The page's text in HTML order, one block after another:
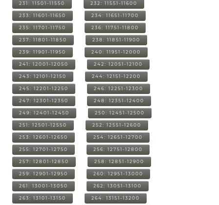
231: 11501-11550 232: 11551-11600
233: 11601-11650 234: 11651-11700
235: 11701-11750 236: 11751-11800
237: 11801-11850 238: 11851-11900
239: 11901-11950 240: 11951-12000
241: 12001-12050 242: 12051-12100
243: 12101-12150 244: 12151-12200
245: 12201-12250 246: 12251-12300
247: 12301-12350 248: 12351-12400
249: 12401-12450 250: 12451-12500
251: 12501-12550 252: 12551-12600
253: 12601-12650 254: 12651-12700
255: 12701-12750 256: 12751-12800
257: 12801-12850 258: 12851-12900
259: 12901-12950 260: 12951-13000
261: 13001-13050 262: 13051-13100
263: 13101-13150 264: 13151-13200